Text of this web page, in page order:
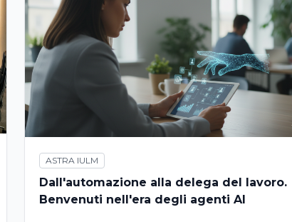
ASTRA IULM
Dall'automazione alla delega del lavoro.
Benvenuti nell'era degli agenti AI